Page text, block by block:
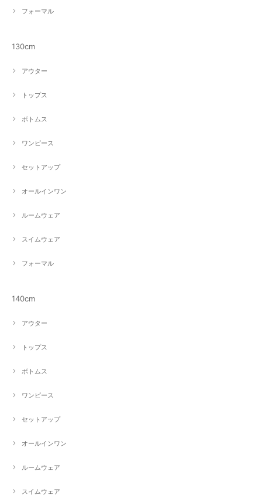
フォーマル
130cm
アウター
トップス
ボトムス
ワンピース
セットアップ
オールインワン
ルームウェア
スイムウェア
フォーマル
140cm
アウター
トップス
ボトムス
ワンピース
セットアップ
オールインワン
ルームウェア
スイムウェア